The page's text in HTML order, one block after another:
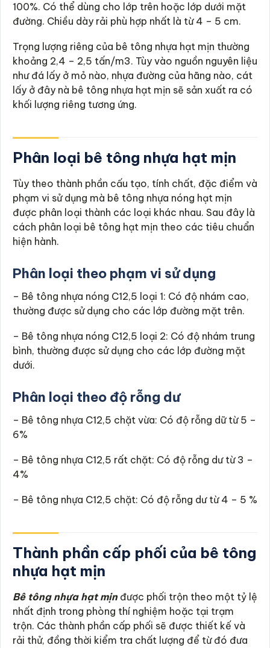
100%. Có thể dùng cho lớp trên hoặc lớp dưới mặt
đường. Chiều dày rải phù hợp nhất là từ 4 – 5 cm.
Trọng lượng riêng của bê tông nhựa hạt mịn thường
khoảng 2,4 – 2,5 tấn/m3. Tùy vào nguồn nguyên liệu
như đá lấy ở mỏ nào, nhựa đường của hãng nào, cát
lấy ở đây nà bê tông nhựa hạt mịn sẽ sản xuất ra có
khối lượng riêng tương ứng.
Phân loại bê tông nhựa hạt mịn
Tùy theo thành phần cấu tạo, tính chất, đặc điểm và
phạm vi sử dụng mà bê tông nhựa nóng hạt mịn
được phân loại thành các loại khác nhau. Sau đây là
cách phân loại bê tông hạt mịn theo các tiêu chuẩn
hiện hành.
Phân loại theo phạm vi sử dụng
– Bê tông nhựa nóng C12,5 loại 1: Có độ nhám cao,
thường được sử dụng cho các lớp đường mặt trên.
– Bê tông nhựa nóng C12,5 loại 2: Có độ nhám trung
bình, thường được sử dụng cho các lớp đường mặt
dưới.
Phân loại theo độ rỗng dư
– Bê tông nhựa C12,5 chặt vừa: Có độ rỗng dữ từ 5 –
6%
– Bê tông nhựa C12,5 rất chặt: Có độ rỗng dư từ 3 –
4%
– Bê tông nhựa C12,5 chặt: Có độ rỗng dư từ 4 – 5 %
Thành phần cấp phối của bê tông
nhựa hạt mịn
Bê tông nhựa hạt mịnđược phối trộn theo một tỷ lệ
nhất định trong phòng thí nghiệm hoặc tại trạm
trộn. Các thành phần cấp phối sẽ được thiết kế và
rải thử, đồng thời kiểm tra chất lượng để từ đó đưa